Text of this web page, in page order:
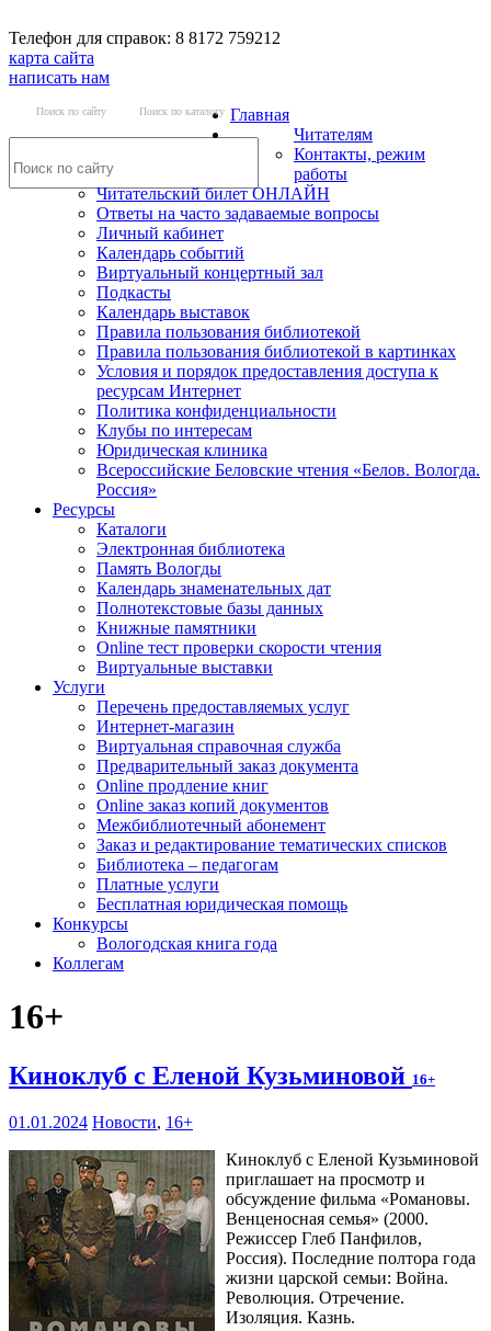
Телефон для справок: 8 8172 759212
карта сайта
написать нам
Поиск по сайту Поиск по каталогу Главная
Читателям
Контакты, режим
работы
Читательский билет ОНЛАЙН
Ответы на часто задаваемые вопросы
Личный кабинет
Календарь событий
Виртуальный концертный зал
Подкасты
Календарь выставок
Правила пользования библиотекой
Правила пользования библиотекой в картинках
Условия и порядок предоставления доступа к
ресурсам Интернет
Политика конфиденциальности
Клубы по интересам
Юридическая клиника
Всероссийские Беловские чтения «Белов. Вологда.
Россия»
Ресурсы
Каталоги
Электронная библиотека
Память Вологды
Календарь знаменательных дат
Полнотекстовые базы данных
Книжные памятники
Online тест проверки скорости чтения
Виртуальные выставки
Услуги
Перечень предоставляемых услуг
Интернет-магазин
Виртуальная справочная служба
Предварительный заказ документа
Online продление книг
Online заказ копий документов
Межбиблиотечный абонемент
Заказ и редактирование тематических списков
Библиотека – педагогам
Платные услуги
Бесплатная юридическая помощь
Конкурсы
Вологодская книга года
Коллегам
16+
Киноклуб с Еленой Кузьминовой 16+
01.01.2024 Новости, 16+
Киноклуб с Еленой Кузьминовой
приглашает на просмотр и
обсуждение фильма «Романовы.
Венценосная семья» (2000.
Режиссер Глеб Панфилов,
Россия). Последние полтора года
жизни царской семьи: Война.
Революция. Отречение.
Изоляция. Казнь.